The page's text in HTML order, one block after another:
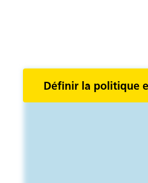
Définir la politique